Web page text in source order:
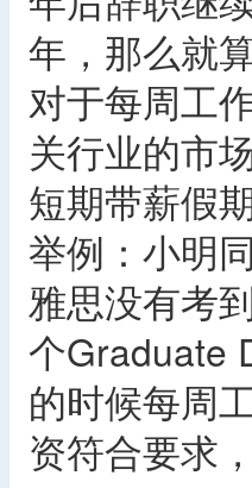
年，那么就
对于每周工
关行业的市
短期带薪假
举例：小明
雅思没有考
个Graduate
的时候每周
资符合要求